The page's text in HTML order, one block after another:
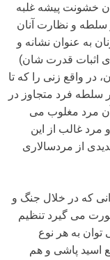
خشونت پیشه غلبه
سلطه و نظارت آنان
به عنوان نشانه و
اثبات قدرت شان)
در واقع زنی را که تا
سلطه فرد متجاوز در
آن مرد مغلوب می
مرد غالب از این
از مردسالاری
که در خلال جنگ و
می گیرد تنظیم
به هر نوع
اسید پاشی و هم